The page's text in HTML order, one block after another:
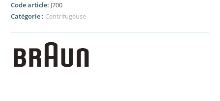
Code article: J700
Catégorie : Centrifugeuse